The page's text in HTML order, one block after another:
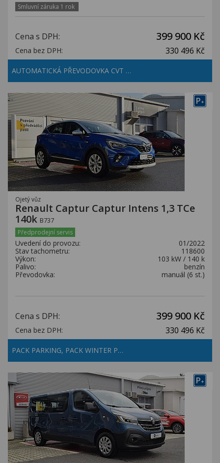
Smluvní záruka 1 rok
Cena s DPH: 399 900 Kč
Cena bez DPH: 330 496 Kč
AUTOMATICKÁ PŘEVODOVKA CVT …
P+
Ojetý vůz
Renault Captur Captur Intens 1,3 TCe
140k B737
Předprodejní servis
Uvedení do provozu:
01/2022
Stav tachometru:
118600
Výkon:
103 kW / 140 k
Palivo:
benzín
Převodovka:
manuál (6 st.)
Cena s DPH: 399 900 Kč
Cena bez DPH: 330 496 Kč
PACK PARKING, PACK WINTER P…
P+